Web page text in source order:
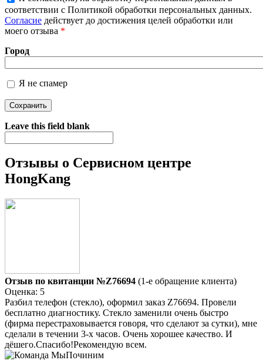
Более подробная информация о текстовых форматах
соответствии с Политикой обработки персональных данных.
Согласие действует до достижения целей обработки или
моего отзыва *
Город
Я не спамер
Я спамер
Leave this field blank
Отзывы о Сервисном центре
HongKang
Отзыв по квитанции №Z76694 (1-е обращение клиента)
Оценка: 5
Разбил телефон (стекло), оформил заказ Z76694. Провели
бесплатно диагностику. Стекло заменили очень быстро
(фирма перестраховывается говоря, что сделают за сутки), мне
сделали в течении 3-х часов. Очень хорошее качество. И
дёшего.Спасибо!Рекомендую всем.